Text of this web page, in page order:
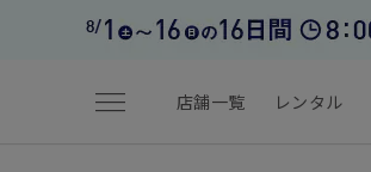
menu 店舗一覧 レンタル